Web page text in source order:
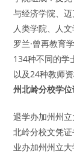
与经济学院、
人类学院、人
罗兰·曾再教育
134种不同的学
以及24种教师资
州北岭分校学
退学办加州州
北岭分校文凭
业办加州州立